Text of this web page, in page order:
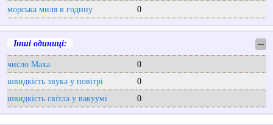
морська миля в годину
0
Інші одиниці: ─
число Маха
0
швидкість звука у повітрі
0
швидкість світла у вакуумі
0